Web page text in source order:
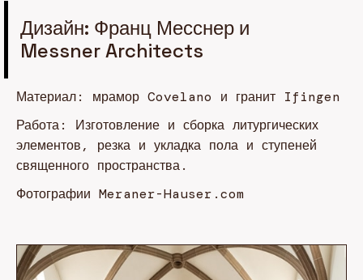
Дизайн: Франц Месснер и
Messner Architects
Материал: мрамор Covelano и гранит Ifingen
Работа: Изготовление и сборка литургических
элементов, резка и укладка пола и ступеней
священного пространства.
Фотографии Meraner-Hauser.com